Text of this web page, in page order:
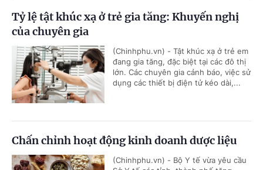
Tỷ lệ tật khúc xạ ở trẻ gia tăng: Khuyến nghị
của chuyên gia
(Chinhphu.vn) - Tật khúc xạ ở trẻ em
đang gia tăng, đặc biệt tại các đô thị
lớn. Các chuyên gia cảnh báo, việc sử
dụng các thiết bị điện tử kéo dài,...
Chấn chỉnh hoạt động kinh doanh dược liệu
(Chinhphu.vn) - Bộ Y tế vừa yêu cầu